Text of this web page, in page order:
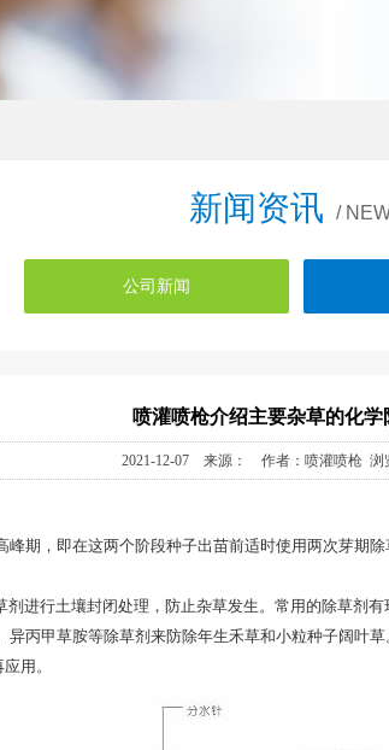
新闻资讯 /
公司新闻
喷灌喷枪介绍主要杂草的化学
2021-12-07 来源： 作者：喷灌喷枪 浏
期，即在这两个阶段种子出苗前适时使用两次芽期
进行土壤封闭处理，防止杂草发生。常用的除草剂
丙甲草胺等除草剂来防除年生禾草和小粒种子阔叶
用。